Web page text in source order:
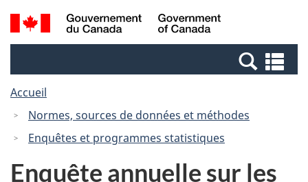
Passer
au
Passer
à
Canada
Recherche
et
et
Accueil
Normes, sources de données et méthodes
Enquêtes et programmes statistiques
Enquête annuelle sur les